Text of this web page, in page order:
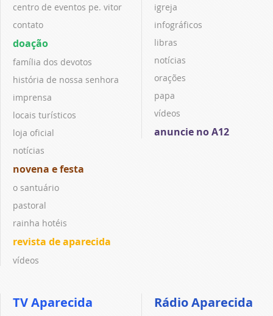
centro de eventos pe. vitor
contato
doação
família dos devotos
história de nossa senhora
imprensa
locais turísticos
loja oficial
notícias
novena e festa
o santuário
pastoral
rainha hotéis
revista de aparecida
vídeos
igreja
infográficos
libras
notícias
orações
papa
vídeos
anuncie no A12
TV Aparecida Rádio Aparecida